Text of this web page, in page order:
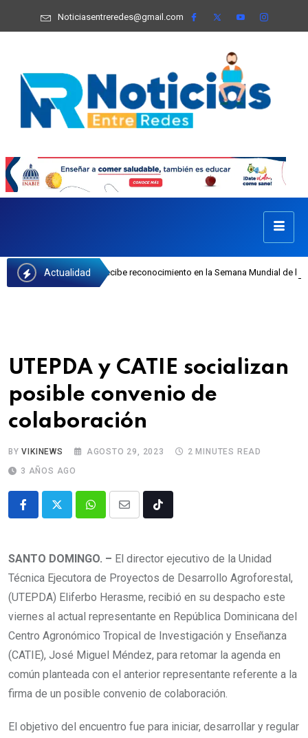
Noticiasentreredes@gmail.com
Actualidad
recibe reconocimiento en la Semana Mundial de la Lactancia Materna
UTEPDA y CATIE socializan
posible convenio de
colaboración
BYVIKINEWS AGOSTO 29, 2023
2 MINUTES READ
3 AÑOS AGO
SANTO DOMINGO. – El director ejecutivo de la Unidad
Técnica Ejecutora de Proyectos de Desarrollo Agroforestal,
(UTEPDA) Eliferbo Herasme, recibió en su despacho este
viernes al actual representante en República Dominicana del
Centro Agronómico Tropical de Investigación y Enseñanza
(CATIE), José Miguel Méndez, para retomar la agenda en
común planteada con el anterior representante referente a la
firma de un posible convenio de colaboración.
El objetivo del encuentro fue para iniciar, desarrollar y regular